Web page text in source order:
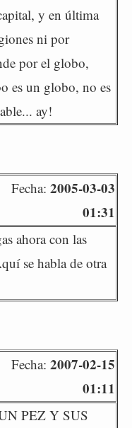
y en última
ni por
por el globo,
es un globo, no es
ay!
Fecha: 2005-03-03
01:31
ahora con las
se habla de otra
Fecha: 2007-02-15
01:11
PEZ Y SUS